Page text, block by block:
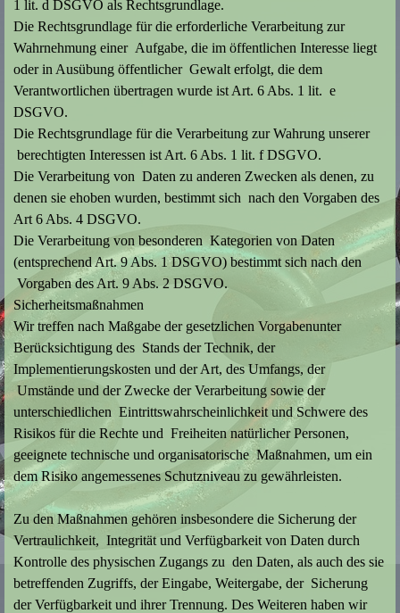
1 lit. d DSGVO als Rechtsgrundlage.
Die Rechtsgrundlage für die erforderliche Verarbeitung zur
Wahrnehmung einer Aufgabe, die im öffentlichen Interesse liegt
oder in Ausübung öffentlicher Gewalt erfolgt, die dem
Verantwortlichen übertragen wurde ist Art. 6 Abs. 1 lit. e
DSGVO.
Die Rechtsgrundlage für die Verarbeitung zur Wahrung unserer
berechtigten Interessen ist Art. 6 Abs. 1 lit. f DSGVO.
Die Verarbeitung von Daten zu anderen Zwecken als denen, zu
denen sie ehoben wurden, bestimmt sich nach den Vorgaben des
Art 6 Abs. 4 DSGVO.
Die Verarbeitung von besonderen Kategorien von Daten
(entsprechend Art. 9 Abs. 1 DSGVO) bestimmt sich nach den
Vorgaben des Art. 9 Abs. 2 DSGVO.
Sicherheitsmaßnahmen
Wir treffen nach Maßgabe der gesetzlichen Vorgabenunter
Berücksichtigung des Stands der Technik, der
Implementierungskosten und der Art, des Umfangs, der
Umstände und der Zwecke der Verarbeitung sowie der
unterschiedlichen Eintrittswahrscheinlichkeit und Schwere des
Risikos für die Rechte und Freiheiten natürlicher Personen,
geeignete technische und organisatorische Maßnahmen, um ein
dem Risiko angemessenes Schutzniveau zu gewährleisten.
Zu den Maßnahmen gehören insbesondere die Sicherung der
Vertraulichkeit, Integrität und Verfügbarkeit von Daten durch
Kontrolle des physischen Zugangs zu den Daten, als auch des sie
betreffenden Zugriffs, der Eingabe, Weitergabe, der Sicherung
der Verfügbarkeit und ihrer Trennung. Des Weiteren haben wir